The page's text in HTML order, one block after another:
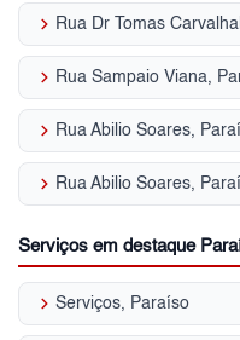
keyboard_arrow_right Rua Dr Tomas
keyboard_arrow_right Rua Sampaio Viana,
keyboard_arrow_right Rua Abilio Soares,
keyboard_arrow_right Rua Abilio Soares,
Serviços em destaque
keyboard_arrow_right Serviços, Paraíso